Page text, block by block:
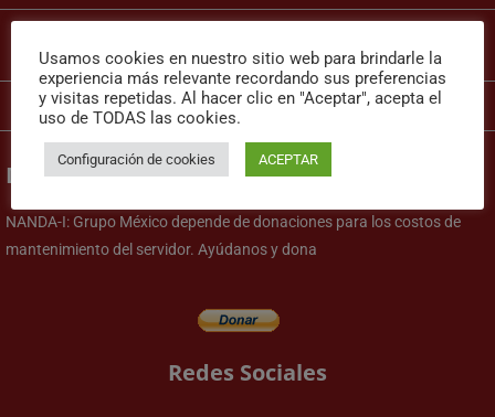
Categorías
Cursos
Donaciones
NANDA-I: Grupo México depende de donaciones para los costos de
mantenimiento del servidor. Ayúdanos y dona
Redes Sociales
Usamos cookies en nuestro sitio web para brindarle la
experiencia más relevante recordando sus preferencias
y visitas repetidas. Al hacer clic en "Aceptar", acepta el
uso de TODAS las cookies.
Configuración de cookies ACEPTAR